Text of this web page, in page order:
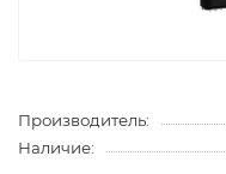
Производитель:
Наличие: